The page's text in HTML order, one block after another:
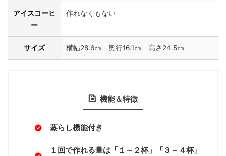
アイスコーヒ
ー
作れなくもない
サイズ 横幅28.6㎝ 奥行16.1㎝ 高さ24.5㎝
機能＆特徴
蒸らし機能付き
１回で作れる量は「１～２杯」「３～４杯」